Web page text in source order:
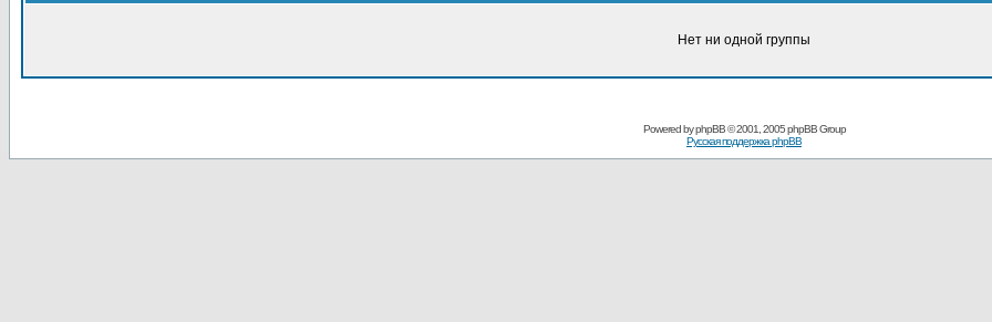
Нет ни одной группы
Powered byphpBB© 2001, 2005 phpBB Group
Русская поддержка phpBB